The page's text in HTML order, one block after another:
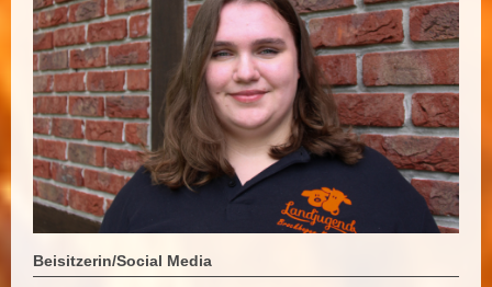
Beisitzerin/Social Media